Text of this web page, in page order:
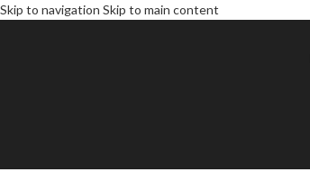
Skip to navigation Skip to main content